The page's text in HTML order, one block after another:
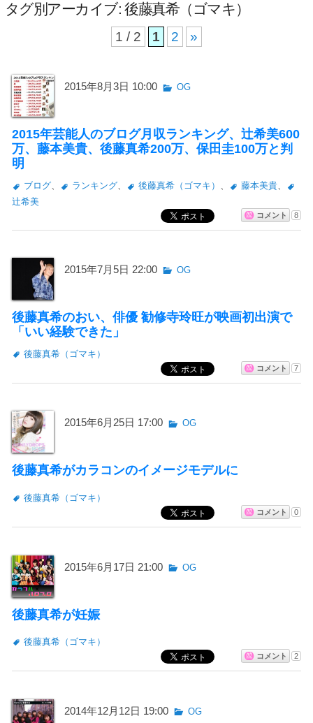
タグ別アーカイブ:後藤真希（ゴマキ）
1 / 2 1 2 »
2015年8月3日 10:00 OG
2015年芸能人のブログ月収ランキング、辻希美600
万、藤本美貴、後藤真希200万、保田圭100万と判
明
ブログ、 ランキング、 後藤真希（ゴマキ） 、 藤本美貴、
辻希美
コメント 8
2015年7月5日 22:00 OG
後藤真希のおい、俳優 勧修寺玲旺が映画初出演で
「いい経験できた」
後藤真希（ゴマキ）
コメント 7
2015年6月25日 17:00 OG
後藤真希がカラコンのイメージモデルに
後藤真希（ゴマキ）
コメント 0
2015年6月17日 21:00 OG
後藤真希が妊娠
後藤真希（ゴマキ）
コメント 2
2014年12月12日 19:00 OG